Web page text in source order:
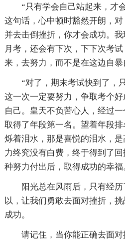
“只有学会自己站起来，才
这句话，心中顿时豁然开朗，对
并去击倒挫折，你才会成功。
月考，还会有下次，下下次考
来，去努力，而不是在这边自暴
“对了，期末考试快到了，
这一次一定要努力，争取考个
自己。皇天不负苦心人，经过
取得了年段第一名。望着年段
烁着泪水，那是喜悦的泪水，
力终究没有白费，终于得到了
种努力付出后，取得成功的幸福
阳光总在风雨后，只有经
以，让我们勇敢去面对挫折，
成功。
请记住，当你能正确去面